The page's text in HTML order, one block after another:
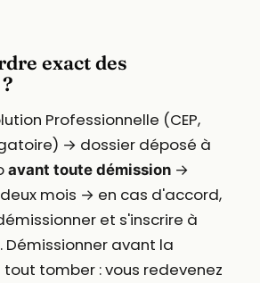
exact des
Professionnelle (CEP,
→ dossier déposé à
avant toute démission→
mois → en cas d'accord,
et s'inscrire à
Démissionner avant la
tomber : vous redevenez